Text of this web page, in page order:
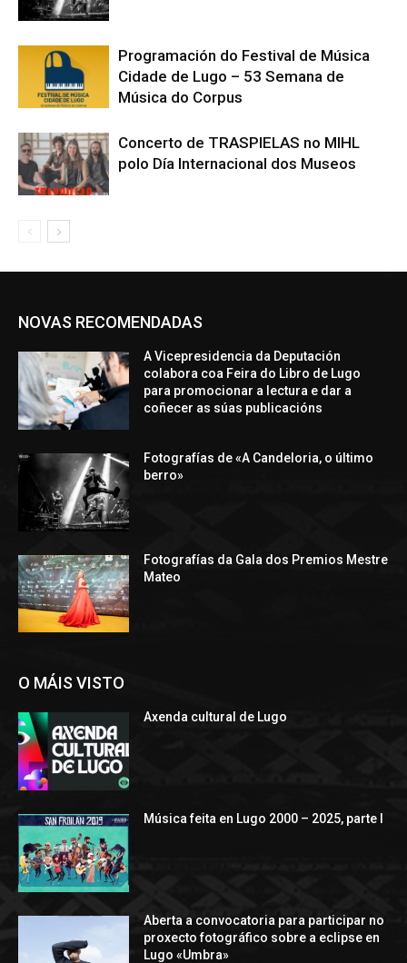
Programación do Festival de Música
Cidade de Lugo – 53 Semana de
Música do Corpus
Concerto de TRASPIELAS no MIHL
polo Día Internacional dos Museos
NOVAS RECOMENDADAS
A Vicepresidencia da Deputación
colabora coa Feira do Libro de Lugo
para promocionar a lectura e dar a
coñecer as súas publicacións
Fotografías de «A Candeloria, o último
berro»
Fotografías da Gala dos Premios Mestre
Mateo
O MÁIS VISTO
Axenda cultural de Lugo
Música feita en Lugo 2000 – 2025, parte I
Aberta a convocatoria para participar no
proxecto fotográfico sobre a eclipse en
Lugo «Umbra»